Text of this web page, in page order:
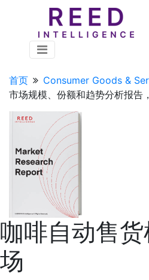
首页 Consumer Goods &
市场规模、份额和趋势分析报告
咖啡自动售
场